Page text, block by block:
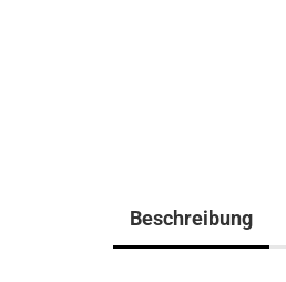
Beschreibung